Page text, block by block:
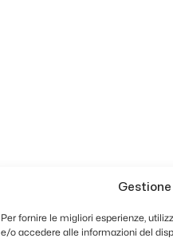
Per fornire le migliori esperienze,
e/o accedere alle informazioni del